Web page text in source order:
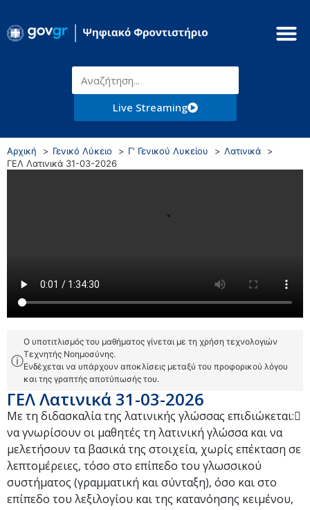
Live Streaming
Αρχική Γενικό Λύκειο Γ' Γενικού Λυκείου
Λατινικά
ΓΕΛ Λατινικά 31-03-2026
ⓘ
Ο υποτιτλισμός του μαθήματος γίνεται με τη χρήση τεχνολογιών
Τεχνητής Νοημοσύνης.
Ενδέχεται να υπάρχουν αποκλίσεις μεταξύ του προφορικού λόγου
και της γραπτής αποτύπωσής του.
ΓΕΛ Λατινικά 31-03-2026
Με τη διδασκαλία της λατινικής γλώσσας επιδιώκεται:
να γνωρίσουν οι μαθητές τη λατινική γλώσσα και να
μελετήσουν τα βασικά της στοιχεία, χωρίς επέκταση σε
λεπτομέρειες, τόσο στο επίπεδο του γλωσσικού
συστήματος (γραμματική και σύνταξη), όσο και στο
επίπεδο του λεξιλογίου και της κατανόησης κειμένου,